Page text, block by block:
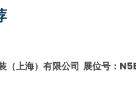
（上海）有限公司 展位号：